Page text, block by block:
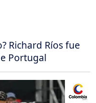
Richard Ríos fue
Portugal